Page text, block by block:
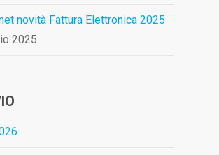
novità Fattura Elettronica 2025
2025